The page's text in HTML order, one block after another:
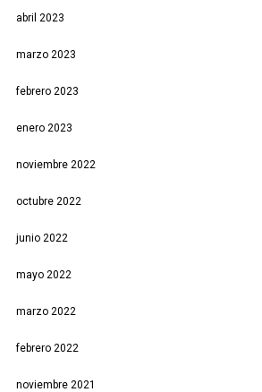
abril 2023
marzo 2023
febrero 2023
enero 2023
noviembre 2022
octubre 2022
junio 2022
mayo 2022
marzo 2022
febrero 2022
noviembre 2021